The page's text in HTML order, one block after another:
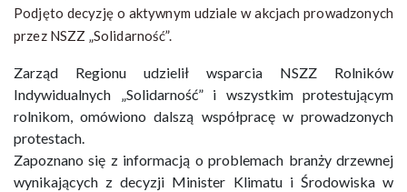
Podjęto decyzję o aktywnym udziale w akcjach prowadzonych
przez NSZZ „Solidarność”.
Zarząd Regionu udzielił wsparcia NSZZ Rolników
Indywidualnych „Solidarność” i wszystkim protestującym
rolnikom, omówiono dalszą współpracę w prowadzonych
protestach.
Zapoznano się z informacją o problemach branży drzewnej
wynikających z decyzji Minister Klimatu i Środowiska w